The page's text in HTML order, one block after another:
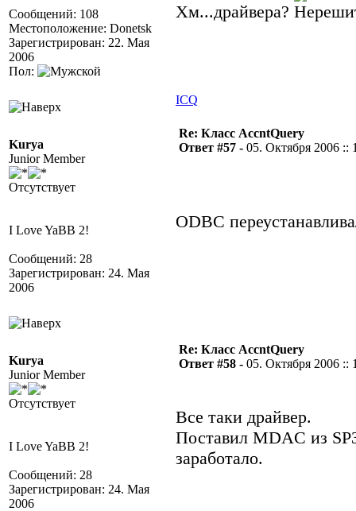
Сообщений: 108
Местоположение: Donetsk
Зарегистрирован: 22. Мая
2006
Пол:
Хм...драйвера?
ICQ
Kurya
Junior Member
Отсутствует
I Love YaBB 2!
Сообщений: 28
Зарегистрирован: 24. Мая
2006
Re: Класс AccntQuery
Ответ #57 - 05. Октября 2006 ::
ODBC
Kurya
Junior Member
Отсутствует
I Love YaBB 2!
Сообщений: 28
Зарегистрирован: 24. Мая
2006
Re: Класс AccntQuery
Ответ #58 - 05. Октября 2006 ::
Все таки драйвер.
Поставил MDAC из
заработало.